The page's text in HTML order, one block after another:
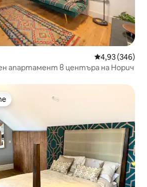
Средна
4,93 (346)
апартамент в центъра на Норич